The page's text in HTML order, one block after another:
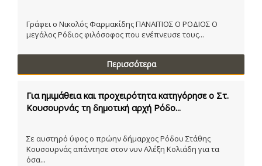
Γράφει ο Νικολός Φαρμακίδης ΠΑΝΑΙΤΙΟΣ Ο ΡΟΔΙΟΣ Ο
μεγάλος Ρόδιος φιλόσοφος που ενέπνευσε τους...
Περισσότερα
Για ημιμάθεια και προχειρότητα κατηγόρησε ο Στ.
Κουσουρνάς τη δημοτική αρχή Ρόδο...
Σε αυστηρό ύφος ο πρώην δήμαρχος Ρόδου Στάθης
Κουσουρνάς απάντησε στον νυν Αλέξη Κολιάδη για τα
όσα...